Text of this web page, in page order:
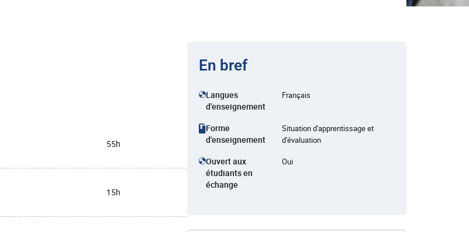
55h
15h
En bref
Langues
d'enseignement
Français
Forme
d'enseignement
Situation d'apprentissage et
d'évaluation
Ouvert aux
étudiants en
échange
Oui